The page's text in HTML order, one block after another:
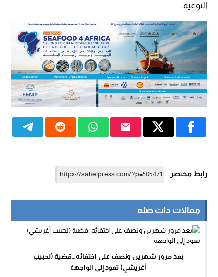
النوعية.
رابط مختصر
مقالات ذات صلة
بعد مرور شهرين ونصف على اختفائه…قضية (لحبيب
أغريشي) تعود إلى الواجهة